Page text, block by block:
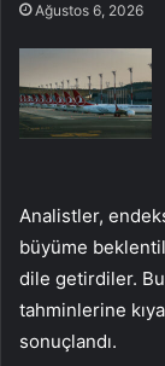
Ağustos 6, 2026
Analistler,
büyüme
dile getirdiler.
tahminlerine
sonuçlandı.